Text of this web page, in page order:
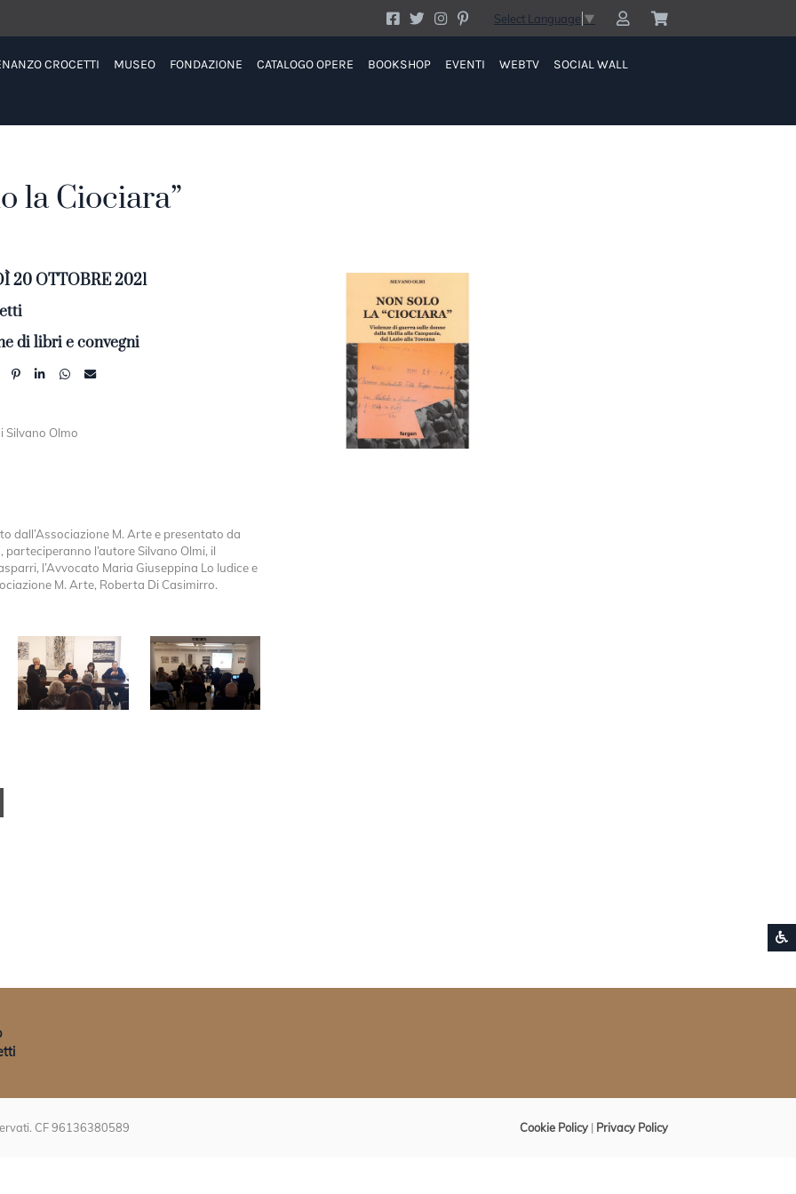
Select Language ▼
CROCETTI MUSEO FONDAZIONE CATALOGO OPERE BOOKSHOP EVENTI WEBTV SOCIAL WALL
la Ciociara”
20 OTTOBRE 2021
di libri e convegni
Silvano Olmo
dall’Associazione M. Arte e presentato da
parteciperanno l’autore Silvano Olmi, il
l’Avvocato Maria Giuseppina Lo Iudice e
M. Arte, Roberta Di Casimirro.
CF 96136380589 Cookie Policy | Privacy Policy